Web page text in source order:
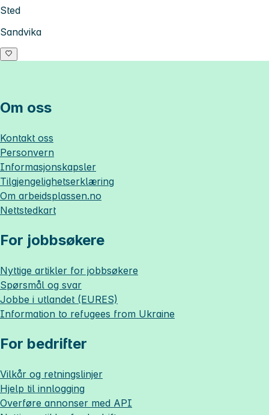
Sted
Sandvika
Om oss
Kontakt oss
Personvern
Informasjonskapsler
Tilgjengelighetserklæring
Om arbeidsplassen.no
Nettstedkart
For jobbsøkere
Nyttige artikler for jobbsøkere
Spørsmål og svar
Jobbe i utlandet (EURES)
Information to refugees from Ukraine
For bedrifter
Vilkår og retningslinjer
Hjelp til innlogging
Overføre annonser med API